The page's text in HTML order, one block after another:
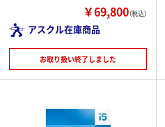
￥69,800（税込）
アスクル在庫商品
お取り扱い終了しました